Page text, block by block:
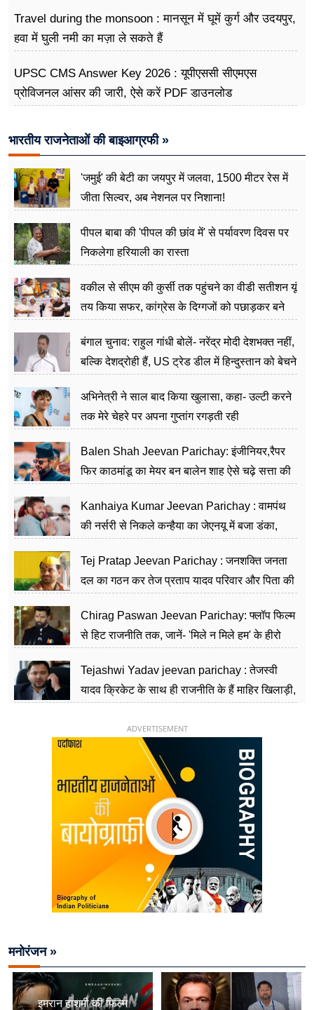
Travel during the monsoon : मानसून में घूमें कुर्ग और उदयपुर,
हवा में घुली नमी का मज़ा ले सकते हैं
UPSC CMS Answer Key 2026 : यूपीएससी सीएमएस
प्रोविजनल आंसर की जारी, ऐसे करें PDF डाउनलोड
भारतीय राजनेताओं की बाइआग्रफी »
'जमुई' की बेटी का जयपुर में जलवा, 1500 मीटर रेस में
जीता सिल्वर, अब नेशनल पर निशाना!
पीपल बाबा की 'पीपल की छांव में' से पर्यावरण दिवस पर
निकलेगा हरियाली का रास्ता
वकील से सीएम की कुर्सी तक पहुंचने का वीडी सतीशन यूं
तय किया सफर, कांग्रेस के दिग्गजों को पछाड़कर बने
बंगाल चुनाव: राहुल गांधी बोलें- नरेंद्र मोदी देशभक्त नहीं,
बल्कि देशद्रोही हैं, US ट्रेड डील में हिन्दुस्तान को बेचने
अभिनेत्री ने साल बाद किया खुलासा, कहा- उल्टी करने
तक मेरे चेहरे पर अपना गुप्तांग रगड़ती रही
Balen Shah Jeevan Parichay: इंजीनियर,रैपर
फिर काठमांडू का मेयर बन बालेन शाह ऐसे चढ़े सत्ता की
Kanhaiya Kumar Jeevan Parichay : वामपंथ
की नर्सरी से निकले कन्हैया का जेएनयू में बजा डंका,
Tej Pratap Jeevan Parichay : जनशक्ति जनता
दल का गठन कर तेज प्रताप यादव परिवार और पिता की
Chirag Paswan Jeevan Parichay: फ्लॉप फिल्म
से हिट राजनीति तक, जानें- 'मिले न मिले हम' के हीरो
Tejashwi Yadav jeevan parichay : तेजस्वी
यादव क्रिकेट के साथ ही राजनीति के हैं माहिर खिलाड़ी,
ADVERTISEMENT
मनोरंजन »
इमरान हाशमी की फिल्म